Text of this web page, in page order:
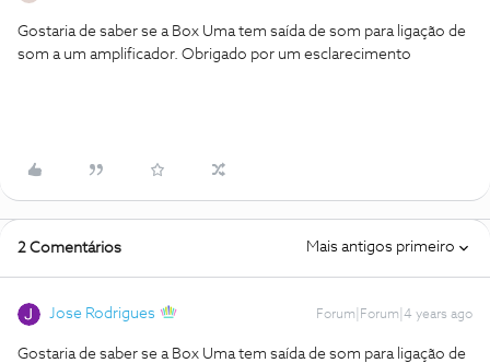
Gostaria de saber se a Box Uma tem saída de som para ligação de
som a um amplificador. Obrigado por um esclarecimento
2 Comentários Mais antigos primeiro
Jose Rodrigues Forum|Forum|4 years ago
Gostaria de saber se a Box Uma tem saída de som para ligação de